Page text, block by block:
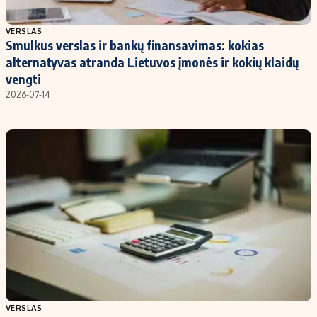
Populiarios temos
Investavimas
Akcijų rinka
Saulės elektrinės
Titulinis
Nedarbo išmokos skaičiuoklė
Įdomios naujienos
Redakcija
Apie mus
Redakcijos politika
Privatumo politika
Turinio žymėjimo taisyklės
VERSLAS
Smulkus verslas ir bankų finansavimas: kokias
alternatyvas atranda Lietuvos įmonės ir kokių klaidų
vengti
2026-07-14
VERSLAS